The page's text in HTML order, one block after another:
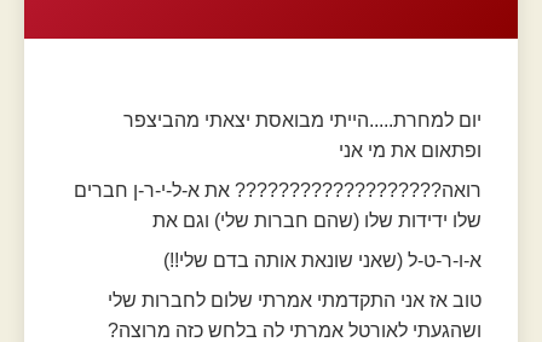
יום למחרת.....הייתי מבואסת יצאתי מהביצפר
ופתאום את מי אני
רואה??????????????????? את א-ל-י-ר-ן חברים
שלו ידידות שלו (שהם חברות שלי) וגם את
א-ו-ר-ט-ל (שאני שונאת אותה בדם שלי!!)
טוב אז אני התקדמתי אמרתי שלום לחברות שלי
ושהגעתי לאורטל אמרתי לה בלחש כזה מרוצה?